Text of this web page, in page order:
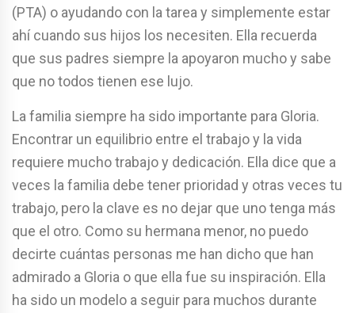
(PTA) o ayudando con la tarea y simplemente estar
ahí cuando sus hijos los necesiten. Ella recuerda
que sus padres siempre la apoyaron mucho y sabe
que no todos tienen ese lujo.
La familia siempre ha sido importante para Gloria.
Encontrar un equilibrio entre el trabajo y la vida
requiere mucho trabajo y dedicación. Ella dice que a
veces la familia debe tener prioridad y otras veces tu
trabajo, pero la clave es no dejar que uno tenga más
que el otro. Como su hermana menor, no puedo
decirte cuántas personas me han dicho que han
admirado a Gloria o que ella fue su inspiración. Ella
ha sido un modelo a seguir para muchos durante